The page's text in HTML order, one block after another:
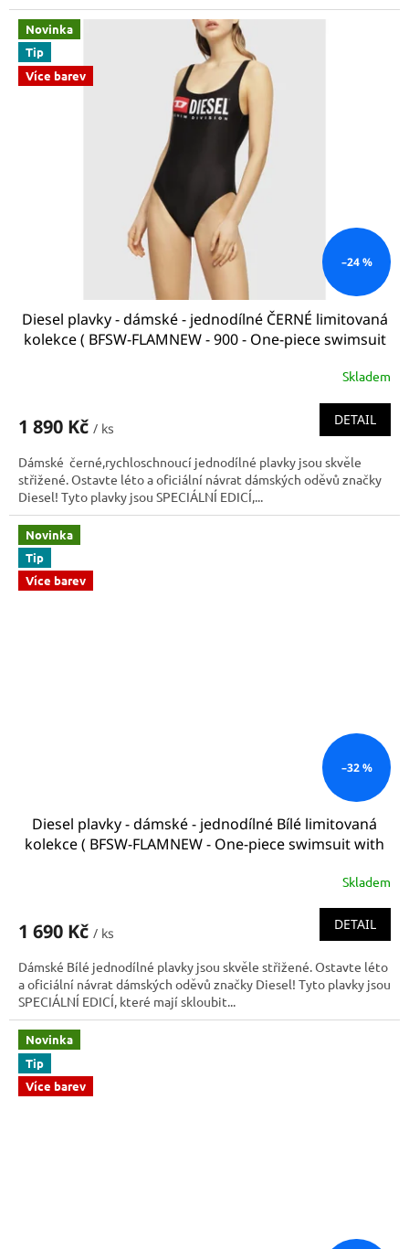
Novinka
Tip
Více barev
–24 %
Diesel plavky - dámské - jednodílné ČERNÉ limitovaná
kolekce ( BFSW-FLAMNEW - 900 - One-piece swimsuit
Skladem
1 890 Kč / ks
DETAIL
Dámské černé,rychloschnoucí jednodílné plavky jsou skvěle
střižené. Ostavte léto a oficiální návrat dámských oděvů značky
Diesel! Tyto plavky jsou SPECIÁLNÍ EDICÍ,...
Novinka
Tip
Více barev
–32 %
Diesel plavky - dámské - jednodílné Bílé limitovaná
kolekce ( BFSW-FLAMNEW - One-piece swimsuit with
Skladem
1 690 Kč / ks
DETAIL
Dámské Bílé jednodílné plavky jsou skvěle střižené. Ostavte léto
a oficiální návrat dámských oděvů značky Diesel! Tyto plavky jsou
SPECIÁLNÍ EDICÍ, které mají skloubit...
Novinka
Tip
Více barev